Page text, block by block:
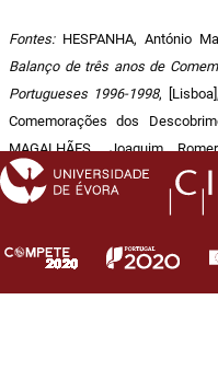
Fontes:HESPANHA, António
Balanço de três anos de
Portugueses 1996-1998,
Comemorações dos
MAGALHÃES, Joaquim
(coords.),Relatório de
Comissão Nacional para